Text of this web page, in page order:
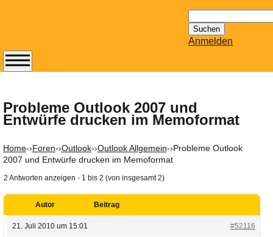
nach:
Anmelden
Probleme Outlook 2007 und
Entwürfe drucken im Memoformat
Home-›Foren-›Outlook-›Outlook Allgemein-›Probleme Outlook
2007 und Entwürfe drucken im Memoformat
2 Antworten anzeigen - 1 bis 2 (von insgesamt 2)
Autor Beitrag
21. Juli 2010 um 15:01 #52116
Abonnieren Sie den
erscheinenden
Newsletter von
kostenlos.
Der ständig aktuelle
Tipps zu Thema
bereithält!
Wie z.B. Outlook,
GMail, Thunderbird